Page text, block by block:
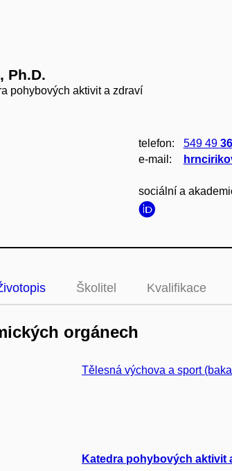
Ph.D.
pohybových aktivit a zdraví
telefon: 549 49
e‑mail:
sociální a
Školitel Kvalifikace
orgánech
Tělesná výchova a sport
Katedra pohybových aktivit